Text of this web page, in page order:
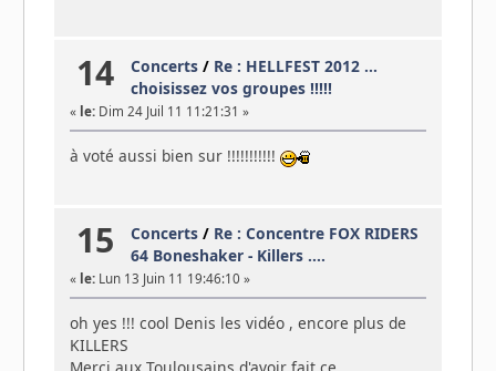
14 Concerts / Re : HELLFEST 2012 ...
choisissez vos groupes !!!!!
« le:Dim 24 Juil 11 11:21:31 »
à voté aussi bien sur !!!!!!!!!!!
15 Concerts / Re : Concentre FOX RIDERS
64 Boneshaker - Killers ....
« le:Lun 13 Juin 11 19:46:10 »
oh yes !!! cool Denis les vidéo , encore plus de
KILLERS